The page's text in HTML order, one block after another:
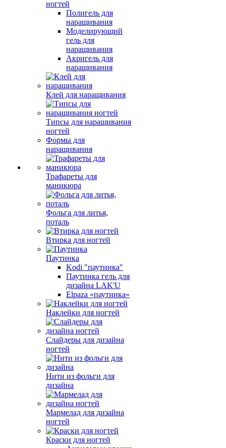
ногтей
Полигель для
наращивания
Моделирующий
гель для
наращивания
Акригель для
наращивания
Клей для наращивания
Типсы для наращивания
ногтей
Формы для
наращивания
Трафареты для
маникюра
Фольга для литья,
поталь
Втирка для ногтей
Паутинка
Kodi "паутинка"
Паутинка гель для
дизайна LAK'U
Elpaza «паутинка»
Наклейки для ногтей
Слайдеры для дизайна
ногтей
Нити из фольги для
дизайна
Мармелад для дизайна
ногтей
Краски для ногтей